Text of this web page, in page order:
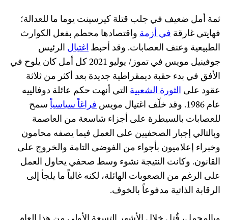
ثمة أمل ضعيف في جلب قتلة كيرسينت يوما ما للعدالة؛
فهايتي غارقةفي أزمةواقتصادها محطم بفعل الكوارث
الطبيعية وعنف العصابات. وقد أحبطاغتيال الرئيس
جوفينيل مويس في تموز/ يوليو 2021 كل أمل كان يلوح في
الأفق في بدء حقبة ديمقراطية جديدة بعد أكثر من ثلاثة
عقود علىالثورة الشعبيةالتي أنهت حكم عائلة دوفالييه
عام 1986. وقد خلّف اغتيال مويس
فراغاً سياسياًسمح
للعصابات بالسيطرة على أجزاء شاسعة من العاصمة
وبالتالي إجبار الصحفيين على العمل فيما يصفه محامون
وخبراء إعلاميون بأجواء من الفوضى التامة والخروج على
القانون. وكانت النتيجة نشوء وسط صحفي يحاول العمل
على الرغم من الصعوبات الهائلة، لكنه غالباً ما يلجأ إلى
الرقابة الذاتية مدفوعاً بالخوف.